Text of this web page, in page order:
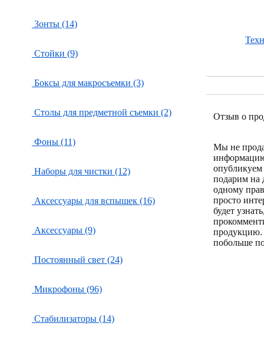
Зонты (14)
Стойки (9)
Боксы для макросъемки (3)
Столы для предметной съемки (2)
Фоны (11)
Наборы для чистки (12)
Аксессуары для вспышек (16)
Аксессуары (9)
Постоянный свет (24)
Микрофоны (96)
Стабилизаторы (14)
Отзыв о
Мы не
опубликуем
подарим на
одному
просто
будет
продукцию.
побольше